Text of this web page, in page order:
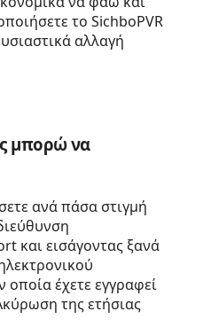
το SichboPVR
αλλαγή
μπορώ να
ανά πάσα στιγμή
και εισάγοντας ξανά
οποία έχετε εγγραφεί
της ετήσιας